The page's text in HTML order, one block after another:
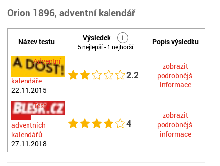
Orion 1896, adventní kalendář
Název testu Výsledek i
5 nejlepší - 1 nejhorší
Popis výsledku
Adventní
kalendáře
22.11.2015
2.2
zobrazit
podrobnější
informace
Test
adventních
kalendářů
27.11.2018
4
zobrazit
podrobnější
informace